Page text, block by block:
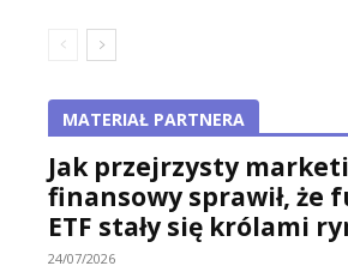
MATERIAŁ PARTNERA
Jak przejrzysty
finansowy sprawił, że
ETF stały się królami
24/07/2026